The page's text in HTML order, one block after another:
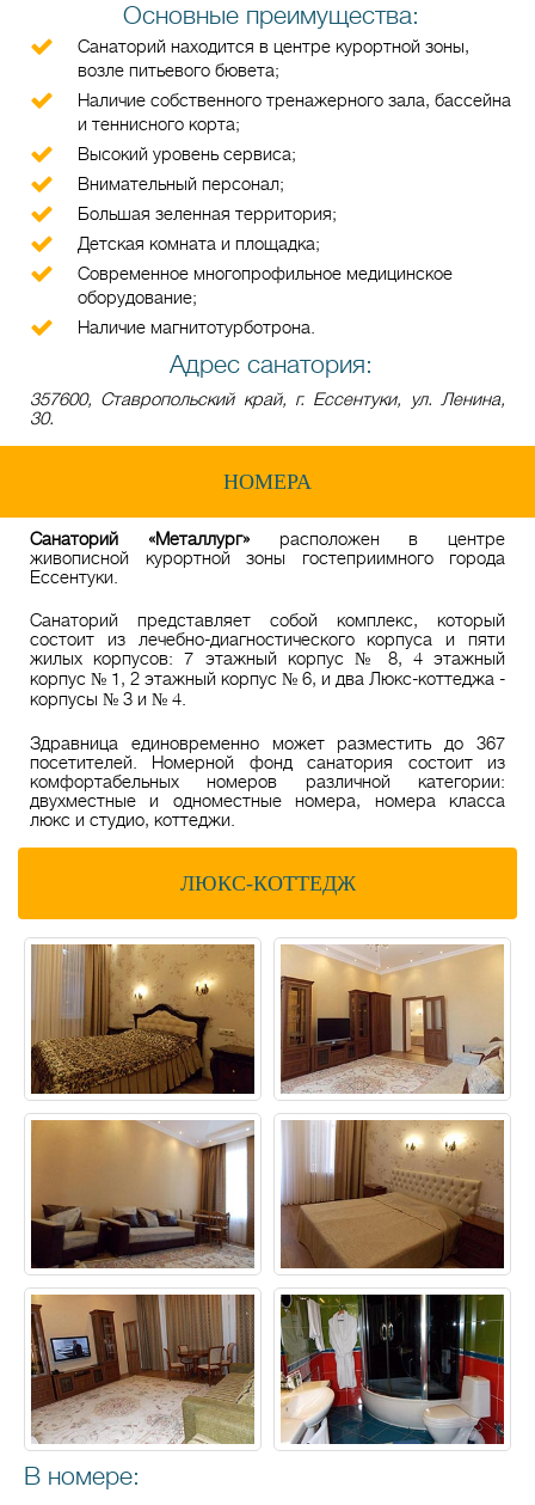
Основные преимущества:
Санаторий находится в центре курортной зоны,
возле питьевого бювета;
Наличие собственного тренажерного зала, бассейна
и теннисного корта;
Высокий уровень сервиса;
Внимательный персонал;
Большая зеленная территория;
Детская комната и площадка;
Современное многопрофильное медицинское
оборудование;
Наличие магнитотурботрона.
Адрес санатория:
357600, Ставропольский край, г. Ессентуки, ул. Ленина,
30.
НОМЕРА
Санаторий «Металлург»расположен в центре
живописной курортной зоны гостеприимного города
Ессентуки.
Санаторий представляет собой комплекс, который
состоит из лечебно-диагностического корпуса и пяти
жилых корпусов: 7 этажный корпус № 8, 4 этажный
корпус № 1, 2 этажный корпус № 6, и два Люкс-коттеджа -
корпусы № 3 и № 4.
Здравница единовременно может разместить до 367
посетителей. Номерной фонд санатория состоит из
комфортабельных номеров различной категории:
двухместные и одноместные номера, номера класса
люкс и студио, коттеджи.
ЛЮКС-КОТТЕДЖ
В номере: